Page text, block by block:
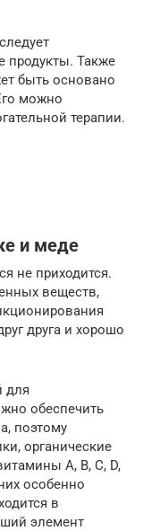
продукты. Также
быть основано
можно
терапии.
и меде
не приходится.
веществ,
друга и хорошо
для
обеспечить
поэтому
органические
A, B, C, D,
особенно
в
элемент